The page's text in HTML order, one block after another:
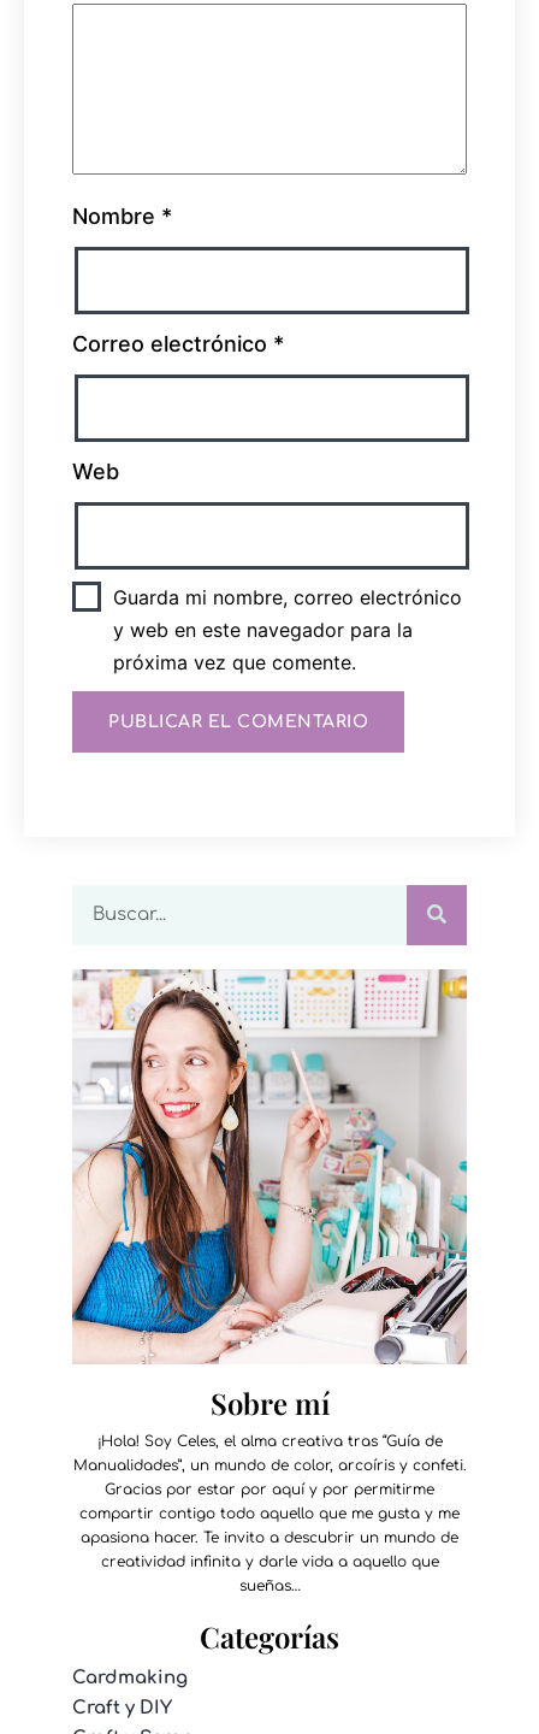
Nombre *
Correo electrónico *
Web
Guarda mi nombre, correo electrónico
y web en este navegador para la
próxima vez que comente.
Sobre mí
¡Hola! Soy Celes, el alma creativa tras “Guía de
Manualidades”, un mundo de color, arcoíris y confeti.
Gracias por estar por aquí y por permitirme
compartir contigo todo aquello que me gusta y me
apasiona hacer. Te invito a descubrir un mundo de
creatividad infinita y darle vida a aquello que
sueñas…
Categorías
Cardmaking
Craft y DIY